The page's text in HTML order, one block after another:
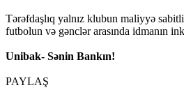
Tərəfdaşlıq yalnız klubun maliyyə
futbolun və gənclər arasında idmanın
Unibak- Sənin Bankın!
PAYLAŞ